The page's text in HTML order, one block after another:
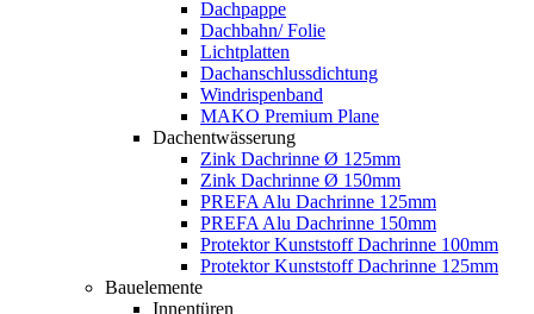
Dachpappe
Dachbahn/ Folie
Lichtplatten
Dachanschlussdichtung
Windrispenband
MAKO Premium Plane
Dachentwässerung
Zink Dachrinne Ø 125mm
Zink Dachrinne Ø 150mm
PREFA Alu Dachrinne 125mm
PREFA Alu Dachrinne 150mm
Protektor Kunststoff Dachrinne 100mm
Protektor Kunststoff Dachrinne 125mm
Bauelemente
Innentüren